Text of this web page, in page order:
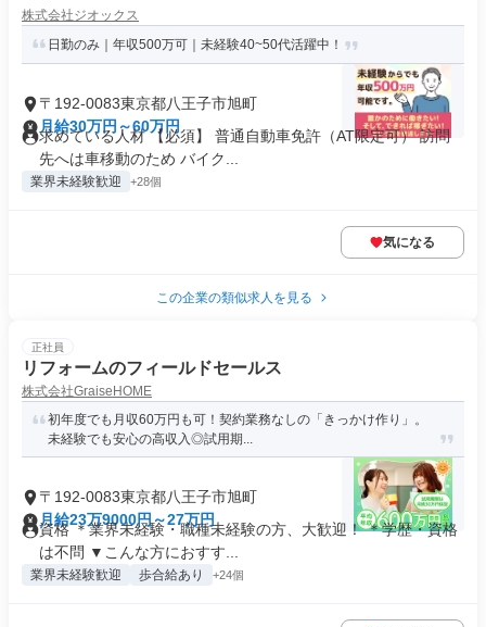
株式会社ジオックス
日勤のみ｜年収500万可｜未経験40~50代活躍中！
〒192-0083東京都八王子市旭町
月給30万円～60万円
求めている人材 【必須】 普通自動車免許（AT限定可） 訪問
先へは車移動のため バイク...
業界未経験歓迎 +28個
気になる
この企業の類似求人を見る
正社員
リフォームのフィールドセールス
株式会社GraiseHOME
初年度でも月収60万円も可！契約業務なしの「きっかけ作り」。
未経験でも安心の高収入◎試用期...
〒192-0083東京都八王子市旭町
月給23万9000円～27万円
資格 ＊業界未経験・職種未経験の方、大歓迎！ ＊学歴・資格
は不問 ▼こんな方におすす...
業界未経験歓迎 歩合給あり +24個